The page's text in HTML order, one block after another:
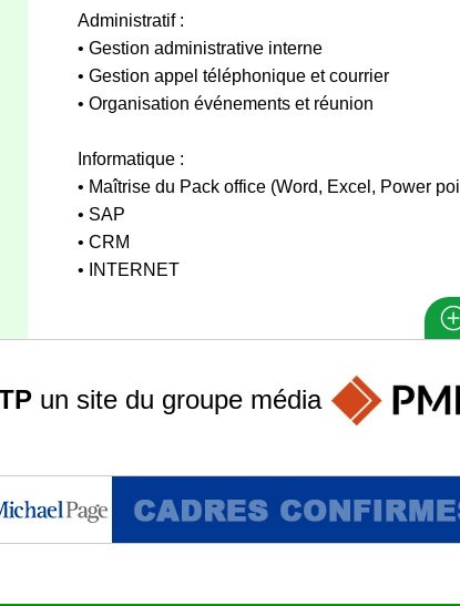
Administratif :
• Gestion administrative interne
• Gestion appel téléphonique et courrier
• Organisation événements et réunion
Informatique :
• Maîtrise du Pack office (Word, Excel, Power
• SAP
• CRM
• INTERNET
un site du groupe média